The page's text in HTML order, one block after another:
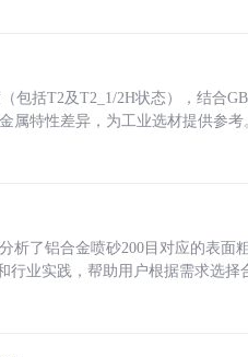
包括T2及T2_1/2H状态），结合
属特性差异，为工业选材提供参考
析了铝合金喷砂200目对应的表面
行业实践，帮助用户根据需求选择